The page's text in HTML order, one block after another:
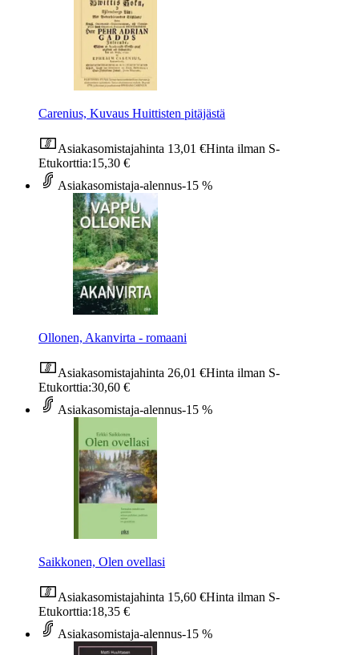
Carenius, Kuvaus Huittisten pitäjästä
Asiakasomistajahinta 13,01 €Hinta ilman S-
Etukorttia:15,30 €
Asiakasomistaja-alennus-15 %
Ollonen, Akanvirta - romaani
Asiakasomistajahinta 26,01 €Hinta ilman S-
Etukorttia:30,60 €
Asiakasomistaja-alennus-15 %
Saikkonen, Olen ovellasi
Asiakasomistajahinta 15,60 €Hinta ilman S-
Etukorttia:18,35 €
Asiakasomistaja-alennus-15 %